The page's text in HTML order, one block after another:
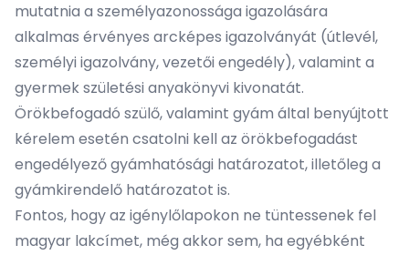
mutatnia a személyazonossága igazolására
alkalmas érvényes arcképes igazolványát (útlevél,
személyi igazolvány, vezetői engedély), valamint a
gyermek születési anyakönyvi kivonatát.
Örökbefogadó szülő, valamint gyám által benyújtott
kérelem esetén csatolni kell az örökbefogadást
engedélyező gyámhatósági határozatot, illetőleg a
gyámkirendelő határozatot is.
Fontos, hogy az igénylőlapokon ne tüntessenek fel
magyar lakcímet, még akkor sem, ha egyébként